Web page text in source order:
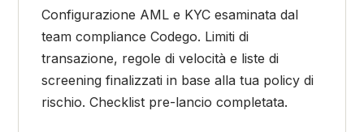
Configurazione AML e KYC esaminata dal
team compliance Codego. Limiti di
transazione, regole di velocità e liste di
screening finalizzati in base alla tua policy di
rischio. Checklist pre-lancio completata.